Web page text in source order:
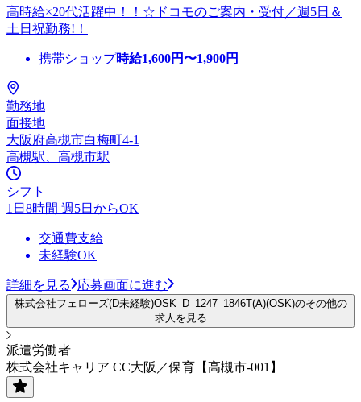
高時給×20代活躍中！！☆ドコモのご案内・受付／週5日＆
土日祝勤務!！
携帯ショップ時給1,600円〜1,900円
勤務地
面接地
大阪府高槻市白梅町4-1
高槻駅、高槻市駅
シフト
1日8時間 週5日からOK
交通費支給
未経験OK
詳細を見る 応募画面に進む
株式会社フェローズ(D未経験)OSK_D_1247_1846T(A)(OSK)のその他の
求人を見る
派遣労働者
株式会社キャリア CC大阪／保育【高槻市-001】